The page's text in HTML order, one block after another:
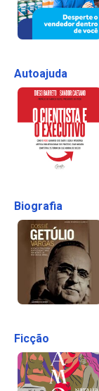
Autoajuda
Biografia
Ficção